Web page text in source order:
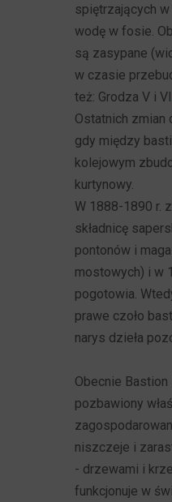
spiętrzających
wodę w fosie.
są zasypane
w czasie
też: Grodza V i VI
Ostatnich zmian
gdy między
kolejowym
kurtynowy.
W 1888-1890 r.
składnicę
pontonów i
mostowych) i w
pogotowia.
prawe czoło
narys dzieła
Obecnie
pozbawiony
niszczeje i
- drzewami i
funkcjonuje w